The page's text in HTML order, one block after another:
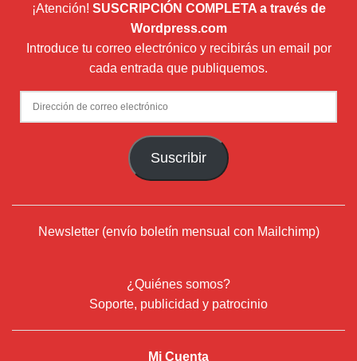
¡Atención! SUSCRIPCIÓN COMPLETA a través de
Wordpress.com
Introduce tu correo electrónico y recibirás un email por
cada entrada que publiquemos.
Dirección
de
Suscribir
Newsletter (envío boletín mensual con Mailchimp)
¿Quiénes somos?
Soporte, publicidad y patrocinio
Mi Cuenta